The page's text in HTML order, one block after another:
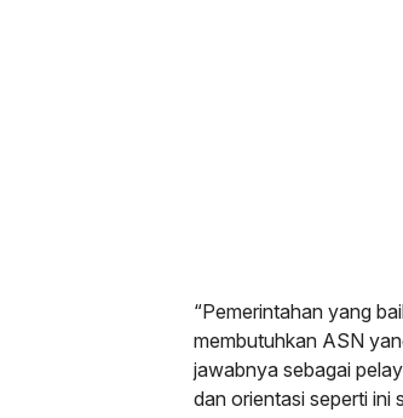
“Pemerintahan yang
membutuhkan ASN
jawabnya sebagai
dan orientasi seperti ini